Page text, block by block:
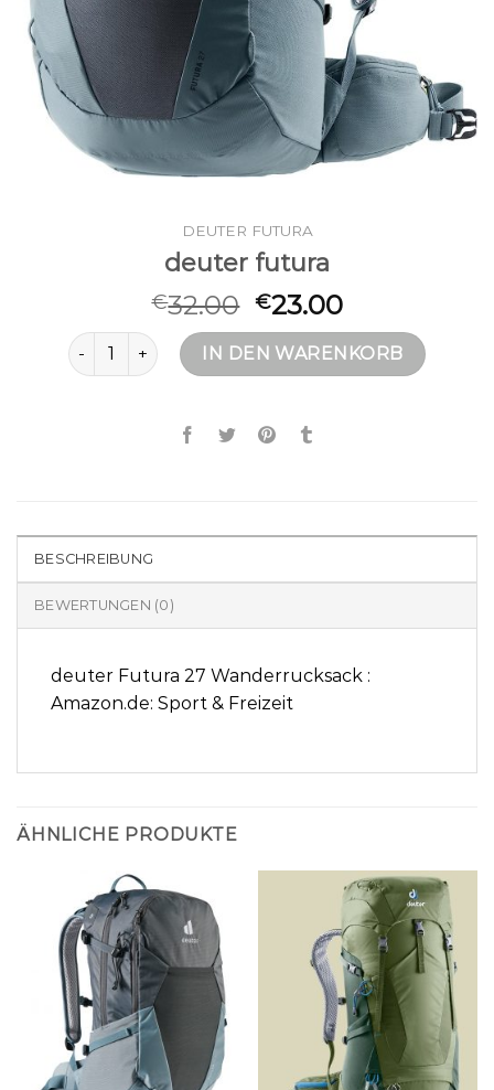
DEUTER FUTURA
deuter futura
€32.00 €23.00
deuter futura MengeIN DEN WARENKORB
BESCHREIBUNG
BEWERTUNGEN (0)
deuter Futura 27 Wanderrucksack :
Amazon.de: Sport & Freizeit
ÄHNLICHE PRODUKTE